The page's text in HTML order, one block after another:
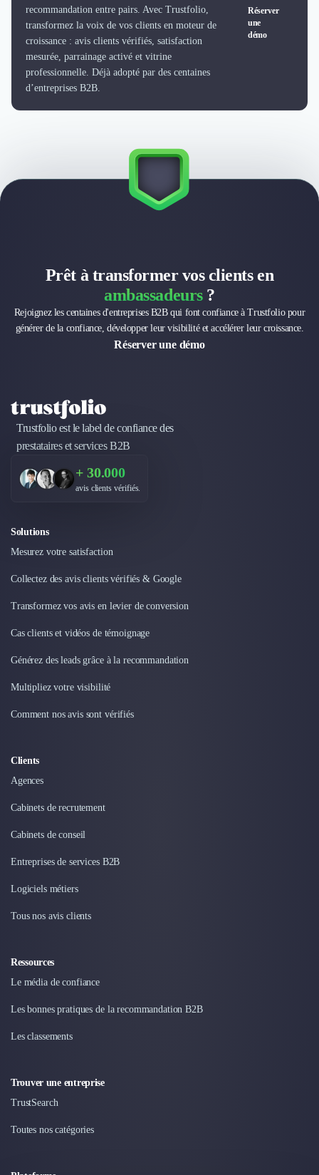
Relations Presse et Publiques
Prospection Commerciale
Production Vidéo
Goodies et Cadeaux d'affaires
Événementiel
Search Engine Optimisation (SEO)
Growth Marketing
Marketing Automation
Influence Marketing
Salons
Études Marketing
Data Marketing
Logiciel Marketing
Logiciel Commercial
Expertise Comptable
Subventions & Aides
Droit des Affaires
Transactions Services
Droit Commercial
Droit du Travail
Banque
Recouvrement
Financement de matériel ou équipement
Solutions de Paiement
Fiscalité
Product Management
Design Industriel
Packaging & Emballages
Téléphonie & Télécommunication
Graphisme & Illustration
Recherche Utilisateur
Stratégie Digitale
Développement d'Application Mobile
Développement E-commerce
Direction Artistique
recommandation entre pairs. Avec Trustfolio,
transformez la voix de vos clients en moteur de
croissance : avis clients vérifiés, satisfaction
mesurée, parrainage activé et vitrine
professionnelle. Déjà adopté par des centaines
d’entreprises B2B.
Réserver
une
démo
Prêt à transformer vos clients en
ambassadeurs?
Rejoignez les centaines d'entreprises B2B qui font confiance à Trustfolio pour
générer de la confiance, développer leur visibilité et accélérer leur croissance.
Réserver une démo
Trustfolio est le label de confiance des
prestataires et services B2B
+ 30.000
avis clients vérifiés.
Solutions
Mesurez votre satisfaction
Collectez des avis clients vérifiés & Google
Transformez vos avis en levier de conversion
Cas clients et vidéos de témoignage
Générez des leads grâce à la recommandation
Multipliez votre visibilité
Comment nos avis sont vérifiés
Clients
Agences
Cabinets de recrutement
Cabinets de conseil
Entreprises de services B2B
Logiciels métiers
Tous nos avis clients
Ressources
Le média de confiance
Les bonnes pratiques de la recommandation B2B
Les classements
Trouver une entreprise
TrustSearch
Toutes nos catégories